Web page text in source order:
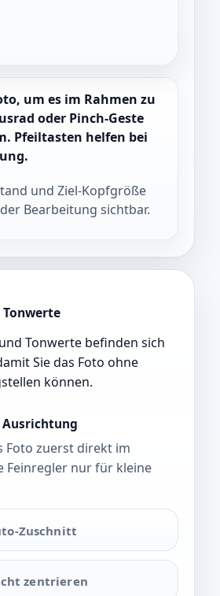
um es im Rahmen zu
oder Pinch-Geste
Pfeiltasten helfen bei
und Ziel-Kopfgröße
Bearbeitung sichtbar.
Tonwerte befinden sich
Sie das Foto ohne
können.
Foto zuerst direkt im
Feinregler nur für kleine
Zuschnitt
zentrieren